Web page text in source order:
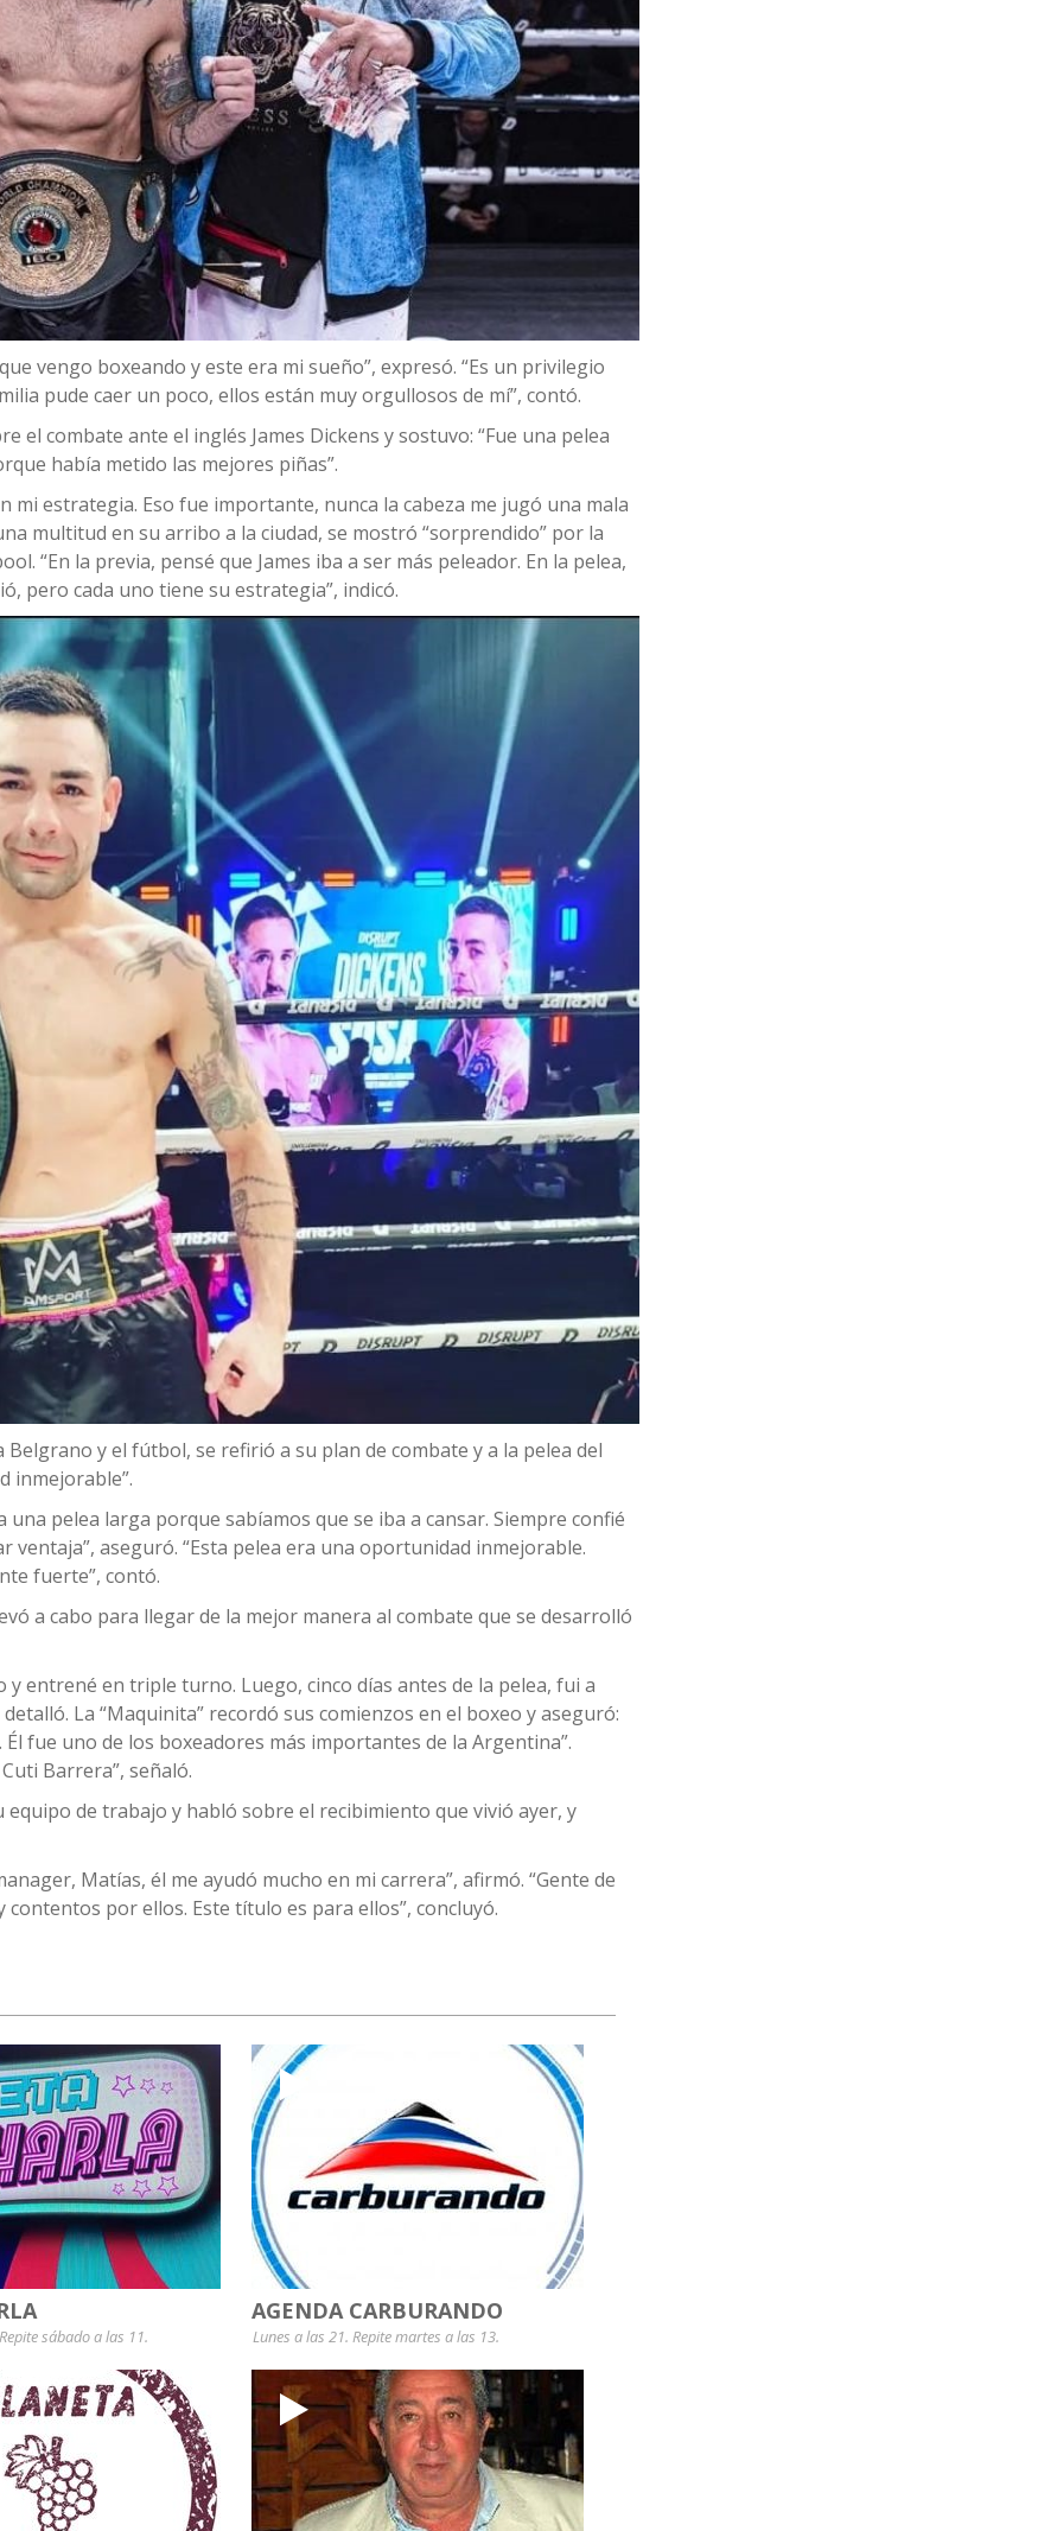
vengo boxeando y este era mi sueño”, expresó. “Es un privilegio
pude caer un poco, ellos están muy orgullosos de mí”, contó.
el combate ante el inglés James Dickens y sostuvo: “Fue una pelea
había metido las mejores piñas”.
mi estrategia. Eso fue importante, nunca la cabeza me jugó una mala
multitud en su arribo a la ciudad, se mostró “sorprendido” por la
“En la previa, pensé que James iba a ser más peleador. En la pelea,
pero cada uno tiene su estrategia”, indicó.
y el fútbol, se refirió a su plan de combate y a la pelea del
inmejorable”.
pelea larga porque sabíamos que se iba a cansar. Siempre confié
ventaja”, aseguró. “Esta pelea era una oportunidad inmejorable.
fuerte”, contó.
a cabo para llegar de la mejor manera al combate que se desarrolló
entrené en triple turno. Luego, cinco días antes de la pelea, fui a
La “Maquinita” recordó sus comienzos en el boxeo y aseguró:
Él fue uno de los boxeadores más importantes de la Argentina”.
Barrera”, señaló.
de trabajo y habló sobre el recibimiento que vivió ayer, y
Matías, él me ayudó mucho en mi carrera”, afirmó. “Gente de
por ellos. Este título es para ellos”, concluyó.
sábado a las 11.
AGENDA CARBURANDO
Lunes a las 21. Repite martes a las 13.